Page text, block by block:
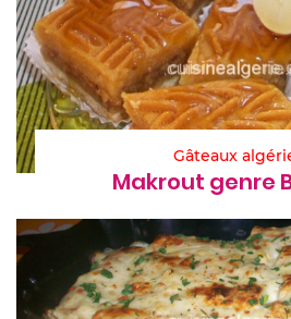
Gâteaux
Makrout genre